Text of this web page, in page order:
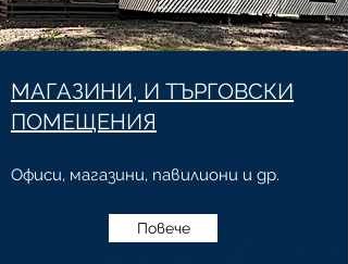
МАГАЗИНИ, И ТЪРГОВСКИ
ПОМЕЩЕНИЯ
Офиси, магазини, павилиони и др.
Повече